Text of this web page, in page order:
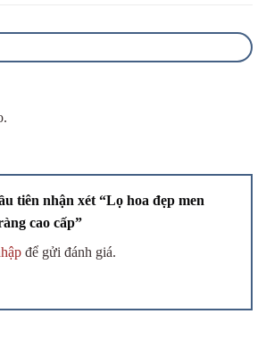
tiên nhận xét “Lọ hoa đẹp men
cao cấp”
để gửi đánh giá.